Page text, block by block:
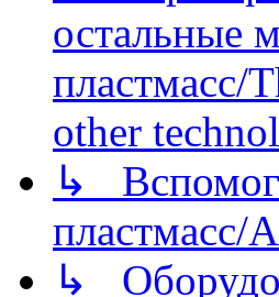
остальные
пластмасс/
other
↳
пластмасс/
↳